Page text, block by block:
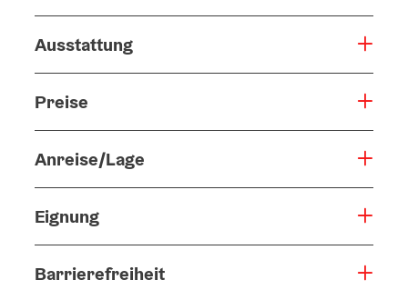
Ausstattung
Preise
Anreise/Lage
Eignung
Barrierefreiheit